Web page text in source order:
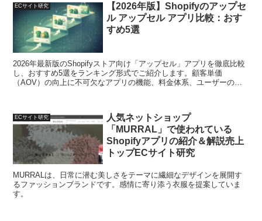
ECサイト研究
【2026年版】Shopifyのアップセ
ル アップセル アプリ比較：おす
すめ5選
2026年最新版のShopifyストア向け「アップセル」アプリを徹底比較
し、おすすめ5選をランキング形式でご紹介します。顧客単価
（AOV）の向上に不可欠なアプリの機能、料金体系、ユーザーの評
ECサイト研究
人気ネットショップ
「MURRAL」で使われている
Shopifyアプリの紹介＆解説売上
トップECサイト研究
MURRALは、日常に潜む美しさをテーマに繊細なデザインを展開す
るファッションブランドです。感情に寄り添う衣服を提案していま
す。